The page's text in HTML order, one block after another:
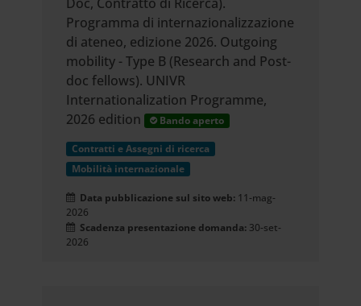
Programma di internazionalizzazione
di ateneo, edizione 2026. Outgoing
mobility - Type B (Research and Post-
doc fellows). UNIVR
Internationalization Programme,
2026 edition
Bando aperto
Contratti e Assegni di ricerca
Mobilità internazionale
Data pubblicazione sul sito web: 11-mag-
2026
Scadenza presentazione domanda: 30-set-
2026